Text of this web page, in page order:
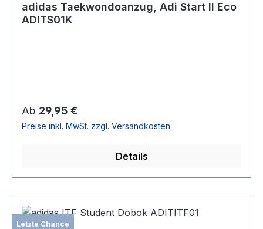
adidas Taekwondoanzug, Adi Start II Eco
ADITS01K
Regulärer Preis:
Ab 29,95 €
Preise inkl. MwSt. zzgl. Versandkosten
Details
Letzte Chance